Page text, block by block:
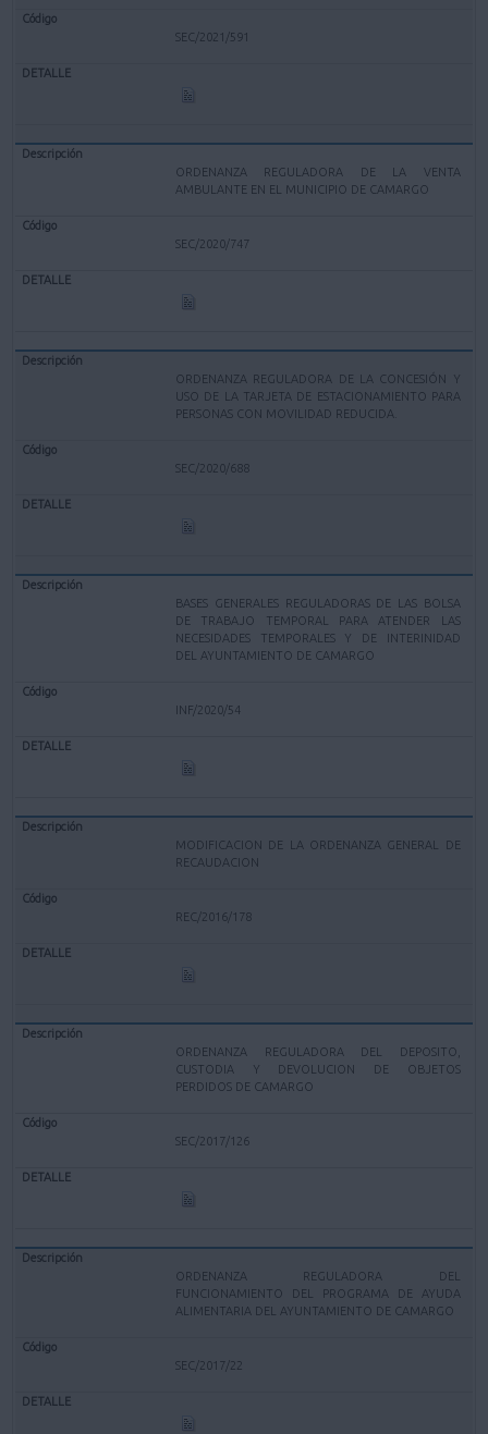
SEC/2021/591
ORDENANZA REGULADORA DE LA VENTA
AMBULANTE EN EL MUNICIPIO DE CAMARGO
SEC/2020/747
ORDENANZA REGULADORA DE LA CONCESIÓN Y
USO DE LA TARJETA DE ESTACIONAMIENTO PARA
PERSONAS CON MOVILIDAD REDUCIDA.
SEC/2020/688
BASES GENERALES REGULADORAS DE LAS BOLSA
DE TRABAJO TEMPORAL PARA ATENDER LAS
NECESIDADES TEMPORALES Y DE INTERINIDAD
DEL AYUNTAMIENTO DE CAMARGO
INF/2020/54
MODIFICACION DE LA ORDENANZA GENERAL DE
RECAUDACION
REC/2016/178
ORDENANZA REGULADORA DEL DEPOSITO,
CUSTODIA Y DEVOLUCION DE OBJETOS
PERDIDOS DE CAMARGO
SEC/2017/126
ORDENANZA REGULADORA DEL
FUNCIONAMIENTO DEL PROGRAMA DE AYUDA
ALIMENTARIA DEL AYUNTAMIENTO DE CAMARGO
SEC/2017/22